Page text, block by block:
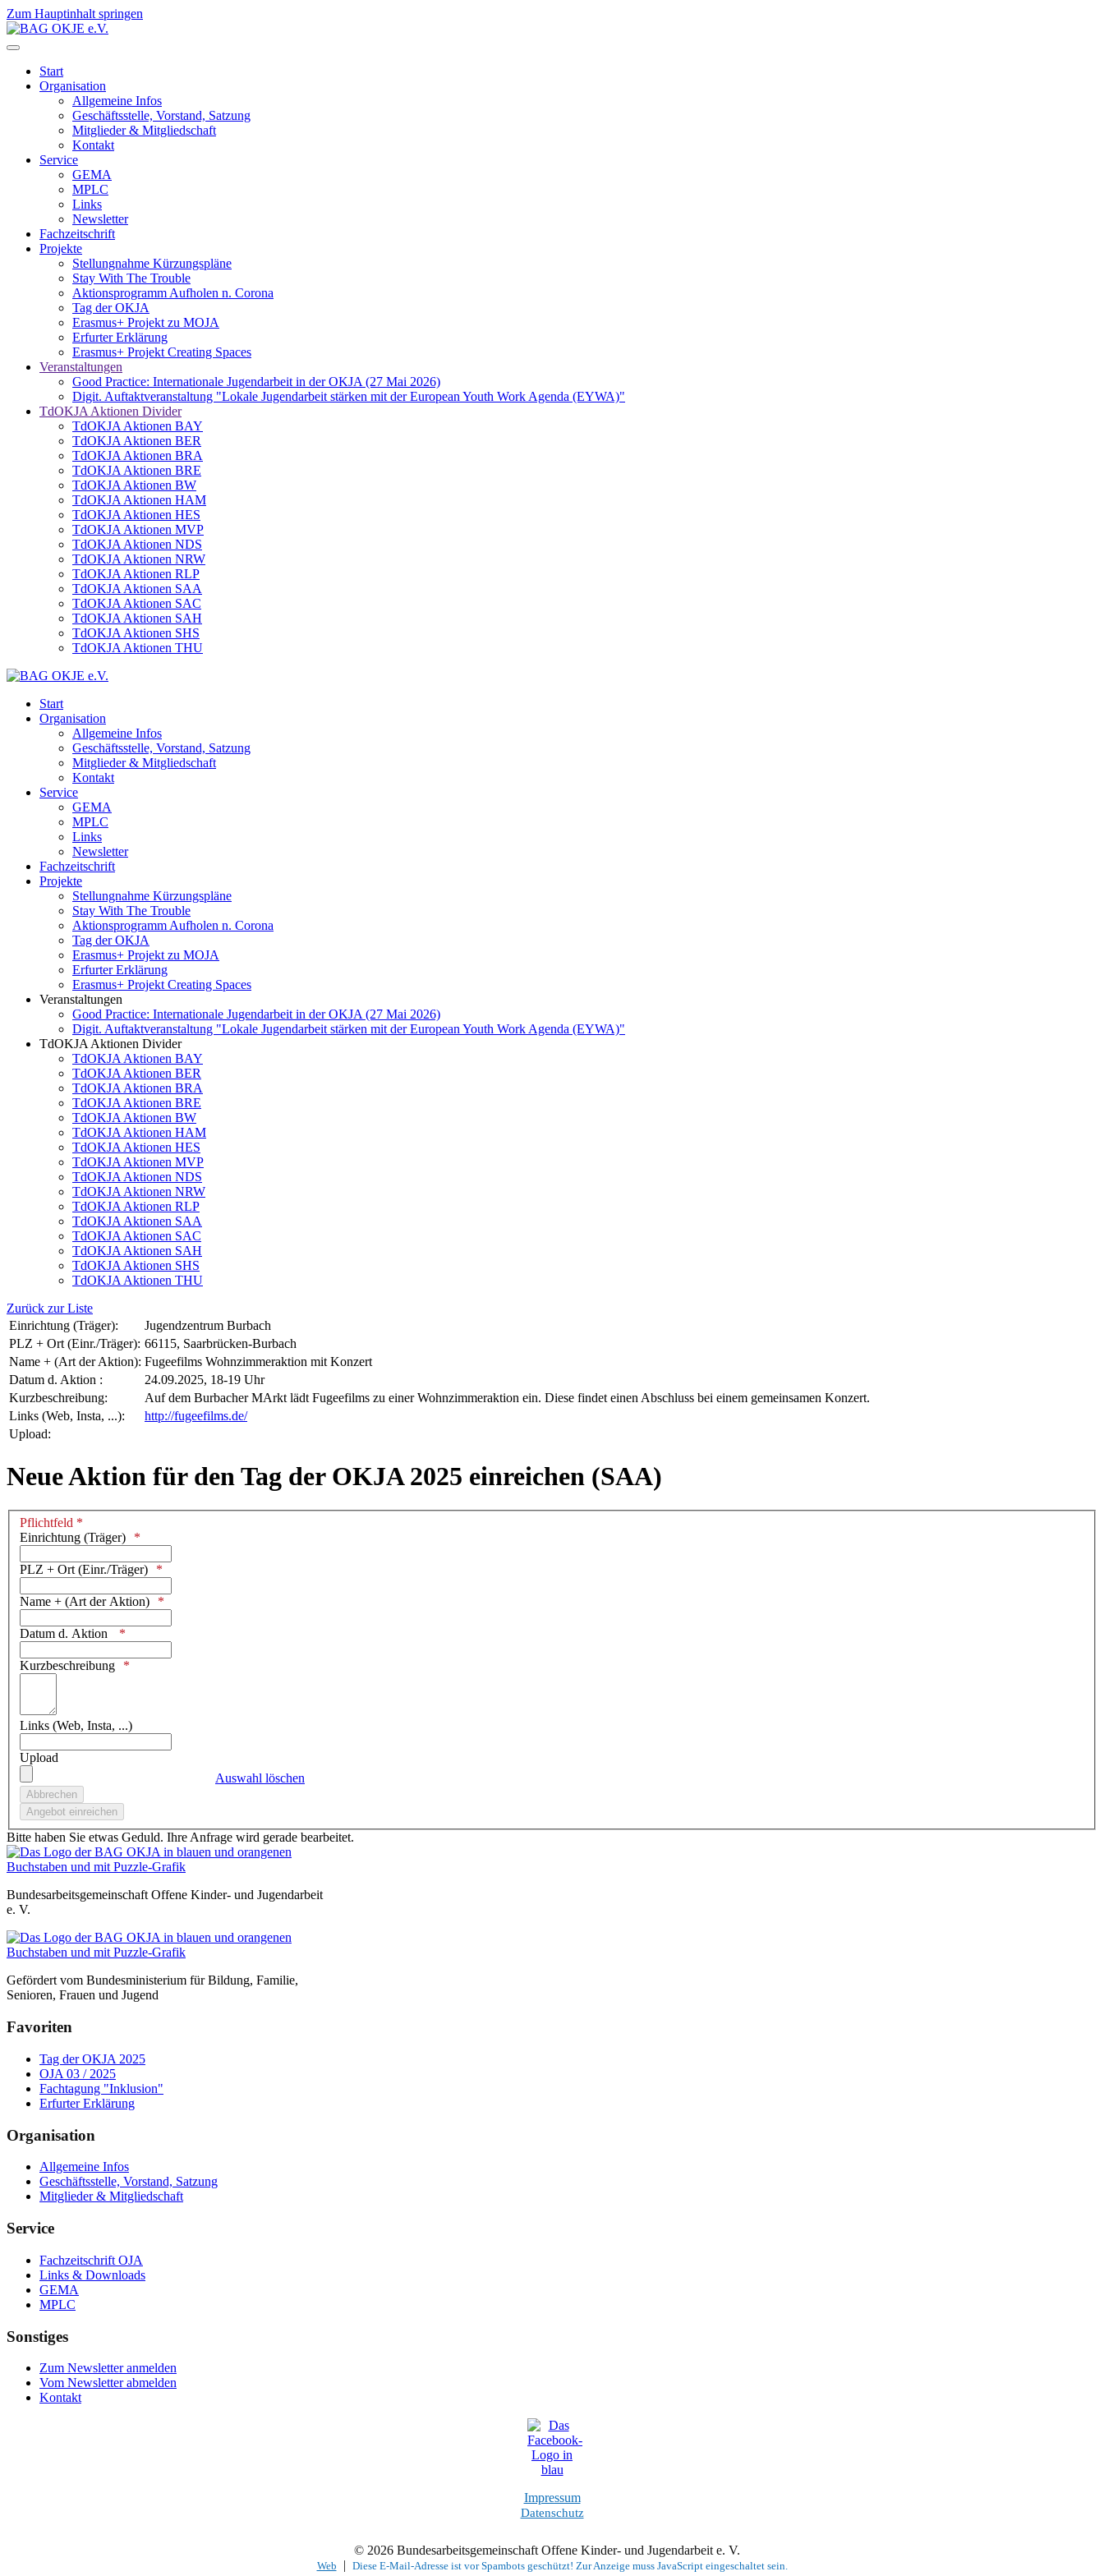
Zum Hauptinhalt springen
Start
Organisation
Allgemeine Infos
Geschäftsstelle, Vorstand, Satzung
Mitglieder & Mitgliedschaft
Kontakt
Service
GEMA
MPLC
Links
Newsletter
Fachzeitschrift
Projekte
Stellungnahme Kürzungspläne
Stay With The Trouble
Aktionsprogramm Aufholen n. Corona
Tag der OKJA
Erasmus+ Projekt zu MOJA
Erfurter Erklärung
Erasmus+ Projekt Creating Spaces
Veranstaltungen
Good Practice: Internationale Jugendarbeit in der OKJA (27 Mai 2026)
Digit. Auftaktveranstaltung "Lokale Jugendarbeit stärken mit der European Youth Work Agenda (EYWA)"
TdOKJA Aktionen Divider
TdOKJA Aktionen BAY
TdOKJA Aktionen BER
TdOKJA Aktionen BRA
TdOKJA Aktionen BRE
TdOKJA Aktionen BW
TdOKJA Aktionen HAM
TdOKJA Aktionen HES
TdOKJA Aktionen MVP
TdOKJA Aktionen NDS
TdOKJA Aktionen NRW
TdOKJA Aktionen RLP
TdOKJA Aktionen SAA
TdOKJA Aktionen SAC
TdOKJA Aktionen SAH
TdOKJA Aktionen SHS
TdOKJA Aktionen THU
Start
Organisation
Allgemeine Infos
Geschäftsstelle, Vorstand, Satzung
Mitglieder & Mitgliedschaft
Kontakt
Service
GEMA
MPLC
Links
Newsletter
Fachzeitschrift
Projekte
Stellungnahme Kürzungspläne
Stay With The Trouble
Aktionsprogramm Aufholen n. Corona
Tag der OKJA
Erasmus+ Projekt zu MOJA
Erfurter Erklärung
Erasmus+ Projekt Creating Spaces
Veranstaltungen
Good Practice: Internationale Jugendarbeit in der OKJA (27 Mai 2026)
Digit. Auftaktveranstaltung "Lokale Jugendarbeit stärken mit der European Youth Work Agenda (EYWA)"
TdOKJA Aktionen Divider
TdOKJA Aktionen BAY
TdOKJA Aktionen BER
TdOKJA Aktionen BRA
TdOKJA Aktionen BRE
TdOKJA Aktionen BW
TdOKJA Aktionen HAM
TdOKJA Aktionen HES
TdOKJA Aktionen MVP
TdOKJA Aktionen NDS
TdOKJA Aktionen NRW
TdOKJA Aktionen RLP
TdOKJA Aktionen SAA
TdOKJA Aktionen SAC
TdOKJA Aktionen SAH
TdOKJA Aktionen SHS
TdOKJA Aktionen THU
Zurück zur Liste
Einrichtung (Träger):
Jugendzentrum Burbach
PLZ + Ort (Einr./Träger): 66115, Saarbrücken-Burbach
Name + (Art der Aktion): Fugeefilms Wohnzimmeraktion mit Konzert
Datum d. Aktion :
24.09.2025, 18-19 Uhr
Kurzbeschreibung:
Auf dem Burbacher MArkt lädt Fugeefilms zu einer Wohnzimmeraktion ein. Diese findet einen Abschluss bei einem gemeinsamen Konzert.
Links (Web, Insta, ...):
http://fugeefilms.de/
Upload:
Neue Aktion für den Tag der OKJA 2025 einreichen (SAA)
Pflichtfeld *
Einrichtung (Träger)
PLZ + Ort (Einr./Träger)
Name + (Art der Aktion)
Datum d. Aktion
Kurzbeschreibung
Links (Web, Insta, ...)
Upload
Auswahl löschen
Bitte haben Sie etwas Geduld. Ihre Anfrage wird gerade bearbeitet.
Bundesarbeitsgemeinschaft Offene Kinder- und Jugendarbeit
e. V.
Gefördert vom Bundesministerium für Bildung, Familie,
Senioren, Frauen und Jugend
Favoriten
Tag der OKJA 2025
OJA 03 / 2025
Fachtagung "Inklusion"
Erfurter Erklärung
Organisation
Allgemeine Infos
Geschäftsstelle, Vorstand, Satzung
Mitglieder & Mitgliedschaft
Service
Fachzeitschrift OJA
Links & Downloads
GEMA
MPLC
Sonstiges
Zum Newsletter anmelden
Vom Newsletter abmelden
Kontakt
Impressum
Datenschutz
© 2026 Bundesarbeitsgemeinschaft Offene Kinder- und Jugendarbeit e. V.
Web | Diese E-Mail-Adresse ist vor Spambots geschützt! Zur Anzeige muss JavaScript eingeschaltet sein.